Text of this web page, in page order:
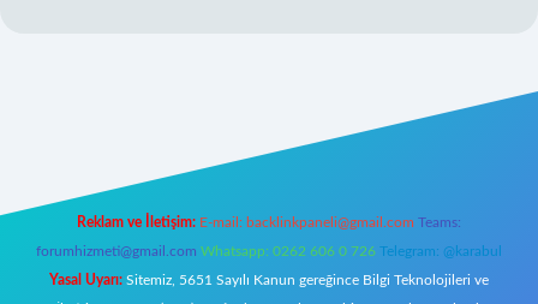
Reklam ve İletişim: E-mail: backlinkpaneli@gmail.com Teams:
forumhizmeti@gmail.com Whatsapp: 0262 606 0 726 Telegram: @karabul
Yasal Uyarı: Sitemiz, 5651 Sayılı Kanun gereğince Bilgi Teknolojileri ve